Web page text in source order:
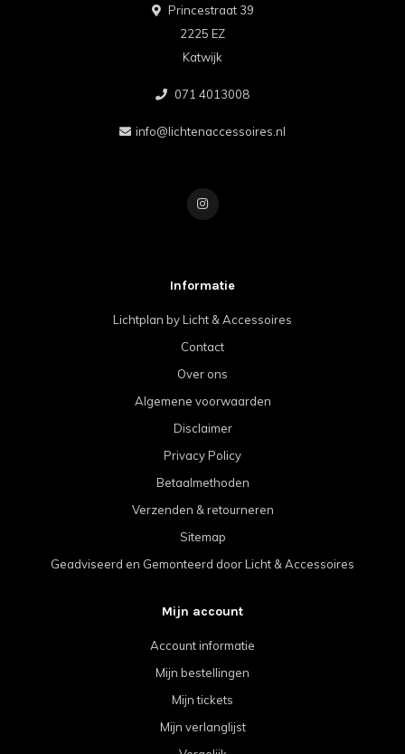
Princestraat 39
2225 EZ
Katwijk
071 4013008
info@lichtenaccessoires.nl
Informatie
Lichtplan by Licht & Accessoires
Contact
Over ons
Algemene voorwaarden
Disclaimer
Privacy Policy
Betaalmethoden
Verzenden & retourneren
Sitemap
Geadviseerd en Gemonteerd door Licht & Accessoires
Mijn account
Account informatie
Mijn bestellingen
Mijn tickets
Mijn verlanglijst